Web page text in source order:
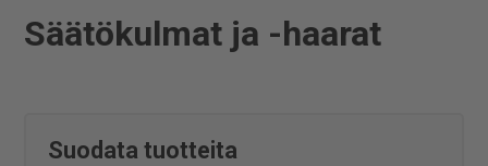
Säätökulmat ja -haarat
Suodata tuotteita